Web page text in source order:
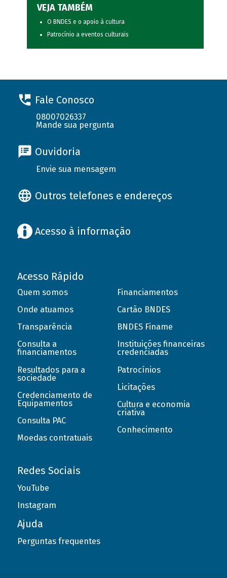
VEJA TAMBÉM
O BNDES e o apoio à cultura
Patrocínio a eventos culturais
Fale Conosco
08007026337
Mande sua pergunta
Ouvidoria
Envie sua mensagem
Outros telefones e endereços
Acesso à informação
Acesso Rápido
Quem somos
Onde atuamos
Transparência
Consulta a
financiamentos
Resultados para a
sociedade
Credenciamento de
Equipamentos
Consulta PAC
Moedas contratuais
Financiamentos
Cartão BNDES
BNDES Finame
Instituições financeiras
credenciadas
Patrocínios
Licitações
Cultura e economia
criativa
Conhecimento
Redes Sociais
YouTube
Instagram
Ajuda
Perguntas frequentes